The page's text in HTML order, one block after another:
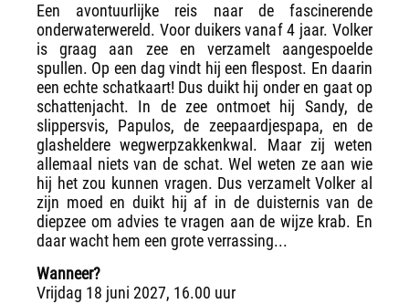
Een avontuurlijke reis naar de fascinerende
onderwaterwereld. Voor duikers vanaf 4 jaar. Volker
is graag aan zee en verzamelt aangespoelde
spullen. Op een dag vindt hij een flespost. En daarin
een echte schatkaart! Dus duikt hij onder en gaat op
schattenjacht. In de zee ontmoet hij Sandy, de
slippersvis, Papulos, de zeepaardjespapa, en de
glasheldere wegwerpzakkenkwal. Maar zij weten
allemaal niets van de schat. Wel weten ze aan wie
hij het zou kunnen vragen. Dus verzamelt Volker al
zijn moed en duikt hij af in de duisternis van de
diepzee om advies te vragen aan de wijze krab. En
daar wacht hem een grote verrassing...
Wanneer?
Vrijdag 18 juni 2027, 16.00 uur